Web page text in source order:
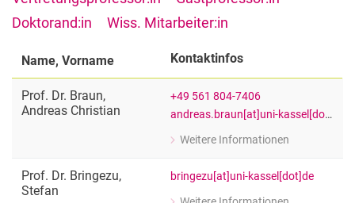
Gastprofessor:innen
Geschäftsstelle
Dezentrale Frauen*- und Gleichstellungsbeauftragte
Meilensteine
Doktorand:in
Wiss. Mitarbeiter:in
Name, Vorname Kontaktinfos
Prof. Dr. Braun,
Andreas Christian
+49 561 804-7406
andreas.braun[at]uni-kassel[dot]de
Weitere Informationen
zu Prof. Dr. Andreas Christian Braun
Prof. Dr. Bringezu,
Stefan
bringezu[at]uni-kassel[dot]de